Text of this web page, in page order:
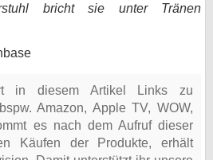
bricht sie unter Tränen
in diesem Artikel Links zu
Amazon, Apple TV, WOW,
es nach dem Aufruf dieser
Käufen der Produkte, erhält